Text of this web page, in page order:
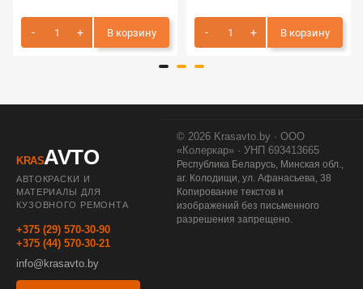
В корзину В корзину
KRASAVTO
АВТОКРАСКИ И
МАТЕРИАЛЫ ДЛЯ
КУЗОВНОГО РЕМОНТА
+375 (29) 570-30-90
+375 (44) 570-30-21
info@krasavto.by
© 2026 Krasavto.by · ООО
«Колеркар» · УНП 693413665
Республика Беларусь, Минская обл.,
аг. Колодищи, ул. Афанасьева, 38
Копирование текстов и
изображений без письменного
разрешения запрещено.